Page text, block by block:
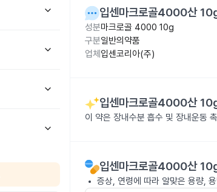
입센마크로골4000산
성분마크로골 4000 10g
구분일반의약품
업체 입센코리아(주)
입센마크로골4000산
이 약은 장내수분 흡수 및 장내운동
입센마크로골4000산
증상, 연령에 따라 알맞은 용량,